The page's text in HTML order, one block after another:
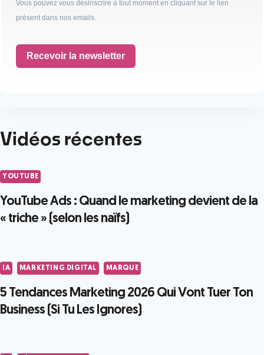
Vous pouvez vous désinscrire à tout moment en cliquant sur le lien
présent dans nos emails.
Recevoir la newsletter
Vidéos récentes
YOUTUBE
YouTube Ads : Quand le marketing devient de la
« triche » (selon les naïfs)
IA MARKETING DIGITAL MARQUE
5 Tendances Marketing 2026 Qui Vont Tuer Ton
Business (Si Tu Les Ignores)